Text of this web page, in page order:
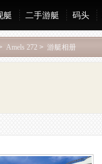
艇 二手游艇 码头
Amels 272 > 游艇相册